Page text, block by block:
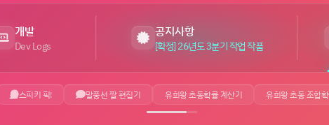
개발
Dev Logs
공지사항
[확정] 26년도 3분기 작업 작품
스피키 픽! 말풍선 짤 편집기 유희왕 초동확률 계산기 유희왕 초동 조합